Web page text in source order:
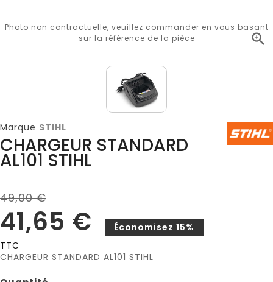

Photo non contractuelle, veuillez commander en vous basant
sur la référence de la pièce
Marque STIHL
CHARGEUR STANDARD
AL101 STIHL
49,00 €
41,65 €
Économisez 15%
TTC
CHARGEUR STANDARD AL101 STIHL